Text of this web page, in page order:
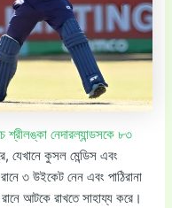
শ্রীলঙ্কা নেদারল্যান্ডসকে ৮৩
যেখানে কুসল মেন্ডিস এবং
৩ উইকেট নেন এবং পাঠিরানা
আটকে রাখতে সাহায্য করে।